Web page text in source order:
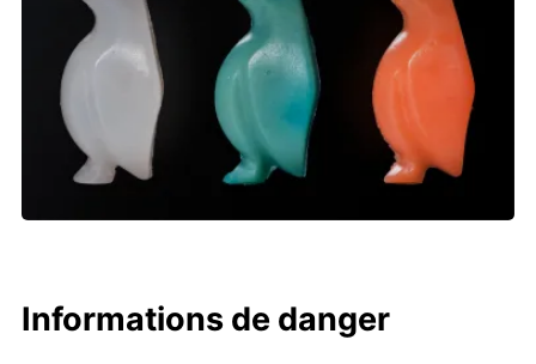
Informations de danger